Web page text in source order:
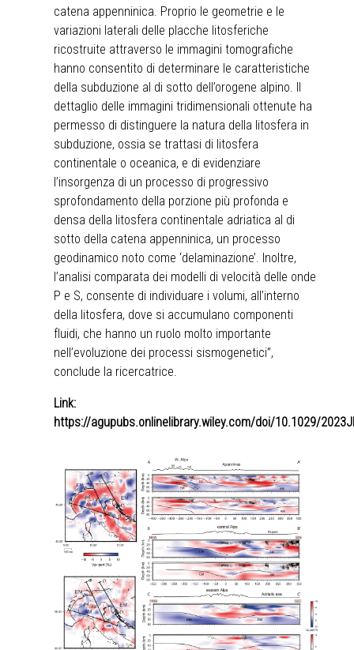
catena appenninica. Proprio le geometrie e le
variazioni laterali delle placche litosferiche
ricostruite attraverso le immagini tomografiche
hanno consentito di determinare le caratteristiche
della subduzione al di sotto dell’orogene alpino. Il
dettaglio delle immagini tridimensionali ottenute ha
permesso di distinguere la natura della litosfera in
subduzione, ossia se trattasi di litosfera
continentale o oceanica, e di evidenziare
l’insorgenza di un processo di progressivo
sprofondamento della porzione più profonda e
densa della litosfera continentale adriatica al di
sotto della catena appenninica, un processo
geodinamico noto come ‘delaminazione’. Inoltre,
l’analisi comparata dei modelli di velocità delle onde
P e S, consente di individuare i volumi, all’interno
della litosfera, dove si accumulano componenti
fluidi, che hanno un ruolo molto importante
nell’evoluzione dei processi sismogenetici”,
conclude la ricercatrice.
Link:
https://agupubs.onlinelibrary.wiley.com/doi/10.1029/